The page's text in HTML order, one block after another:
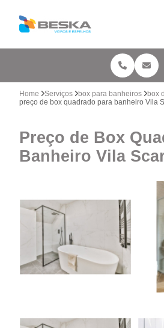
Home Serviços box para banheiros
box
preço de box quadrado para banheiro Vila
Preço de Box
Banheiro Vila